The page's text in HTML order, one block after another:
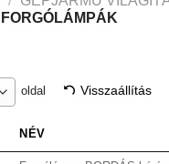
FORGÓLÁMPÁK
oldal Visszaállítás
NÉV